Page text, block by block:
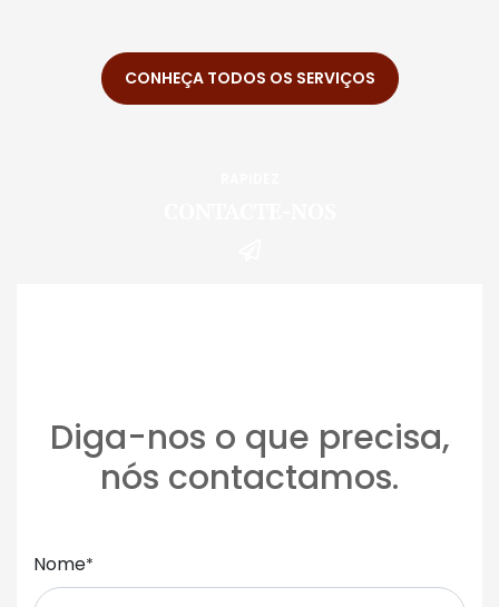
CONHEÇA TODOS OS SERVIÇOS
Diga-nos o que precisa,
nós contactamos.
Nome*